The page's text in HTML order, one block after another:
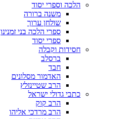
הלכה וספרי יסוד
משנה ברורה
שולחן ערוך
ספרי הלכה בני זמנינו
ספרי יסוד
חסידות וקבלה
ברסלב
חבד
האדמור מסלונים
הרב שטיינזלץ
כתבי גדולי ישראל
הרב קוק
הרב מרדכי אליהו